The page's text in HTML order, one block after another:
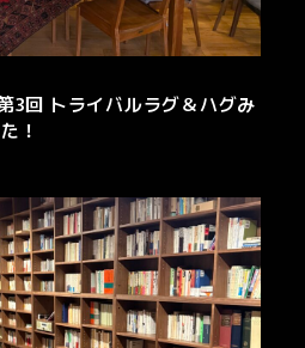
3回 トライバルラグ＆ハグみ
！